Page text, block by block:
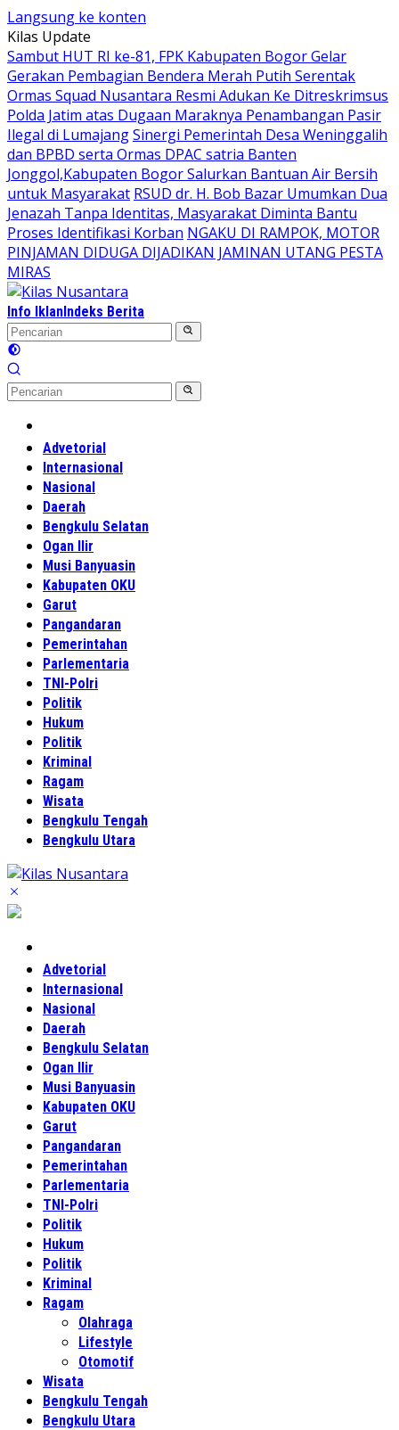
Langsung ke konten
Kilas Update
Sambut HUT RI ke-81, FPK Kabupaten Bogor Gelar
Gerakan Pembagian Bendera Merah Putih Serentak
Ormas Squad Nusantara Resmi Adukan Ke Ditreskrimsus
Polda Jatim atas Dugaan Maraknya Penambangan Pasir
Ilegal di LumajangSinergi Pemerintah Desa Weninggalih
dan BPBD serta Ormas DPAC satria Banten
Jonggol,Kabupaten Bogor Salurkan Bantuan Air Bersih
untuk Masyarakat RSUD dr. H. Bob Bazar Umumkan Dua
Jenazah Tanpa Identitas, Masyarakat Diminta Bantu
Proses Identifikasi Korban NGAKU DI RAMPOK, MOTOR
PINJAMAN DIDUGA DIJADIKAN JAMINAN UTANG PESTA
MIRAS
Info IklanIndeks Berita
Advetorial
Internasional
Nasional
Daerah
Bengkulu Selatan
Ogan Ilir
Musi Banyuasin
Kabupaten OKU
Garut
Pangandaran
Pemerintahan
Parlementaria
TNI-Polri
Politik
Hukum
Politik
Kriminal
Ragam
Wisata
Bengkulu Tengah
Bengkulu Utara
Advetorial
Internasional
Nasional
Daerah
Bengkulu Selatan
Ogan Ilir
Musi Banyuasin
Kabupaten OKU
Garut
Pangandaran
Pemerintahan
Parlementaria
TNI-Polri
Politik
Hukum
Politik
Kriminal
Ragam
Olahraga
Lifestyle
Otomotif
Wisata
Bengkulu Tengah
Bengkulu Utara